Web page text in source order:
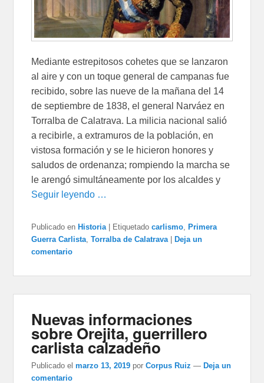
Mediante estrepitosos cohetes que se lanzaron
al aire y con un toque general de campanas fue
recibido, sobre las nueve de la mañana del 14
de septiembre de 1838, el general Narváez en
Torralba de Calatrava. La milicia nacional salió
a recibirle, a extramuros de la población, en
vistosa formación y se le hicieron honores y
saludos de ordenanza; rompiendo la marcha se
le arengó simultáneamente por los alcaldes y
Seguir leyendo …
Publicado en Historia Etiquetado carlismo, Primera
Guerra Carlista,Torralba de Calatrava
Deja un
comentario
Nuevas informaciones
sobre Orejita, guerrillero
carlista calzadeño
Publicado el marzo 13, 2019 porCorpus Ruiz — Deja un
comentario